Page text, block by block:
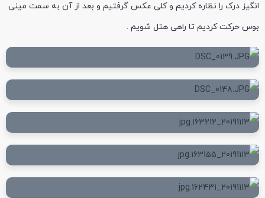
انگیز درک را نظاره کردیم و کلی عکس گرفتیم و بعد از آن به سمت مینی
بوس حرکت کردیم تا راهی هتل شویم .